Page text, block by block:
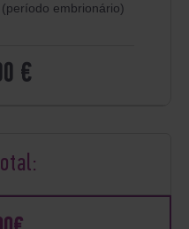
embrionário)
€